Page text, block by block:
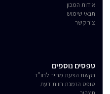
אודות המכון
תנאי שימוש
צור קשר
טפסים נוספים
בקשת הצעת מחיר לחו"ד
טופס הזמנת חוות דעת